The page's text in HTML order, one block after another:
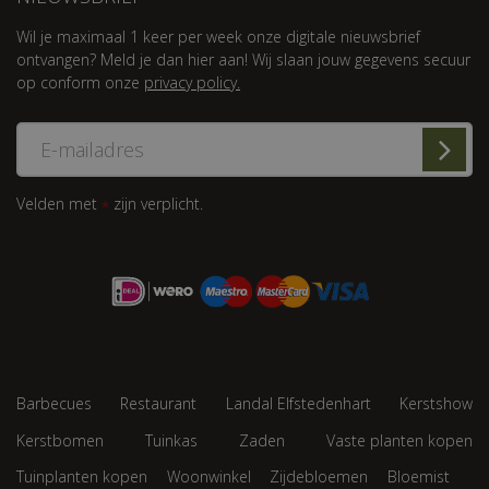
Wil je maximaal 1 keer per week onze digitale nieuwsbrief
ontvangen? Meld je dan hier aan! Wij slaan jouw gegevens secuur
op conform onze privacy policy.
Velden met * zijn verplicht.
Barbecues Restaurant Landal Elfstedenhart
Kerstshow
Kerstbomen
Tuinkas Zaden
Vaste planten kopen
Tuinplanten kopen
Woonwinkel Zijdebloemen Bloemist